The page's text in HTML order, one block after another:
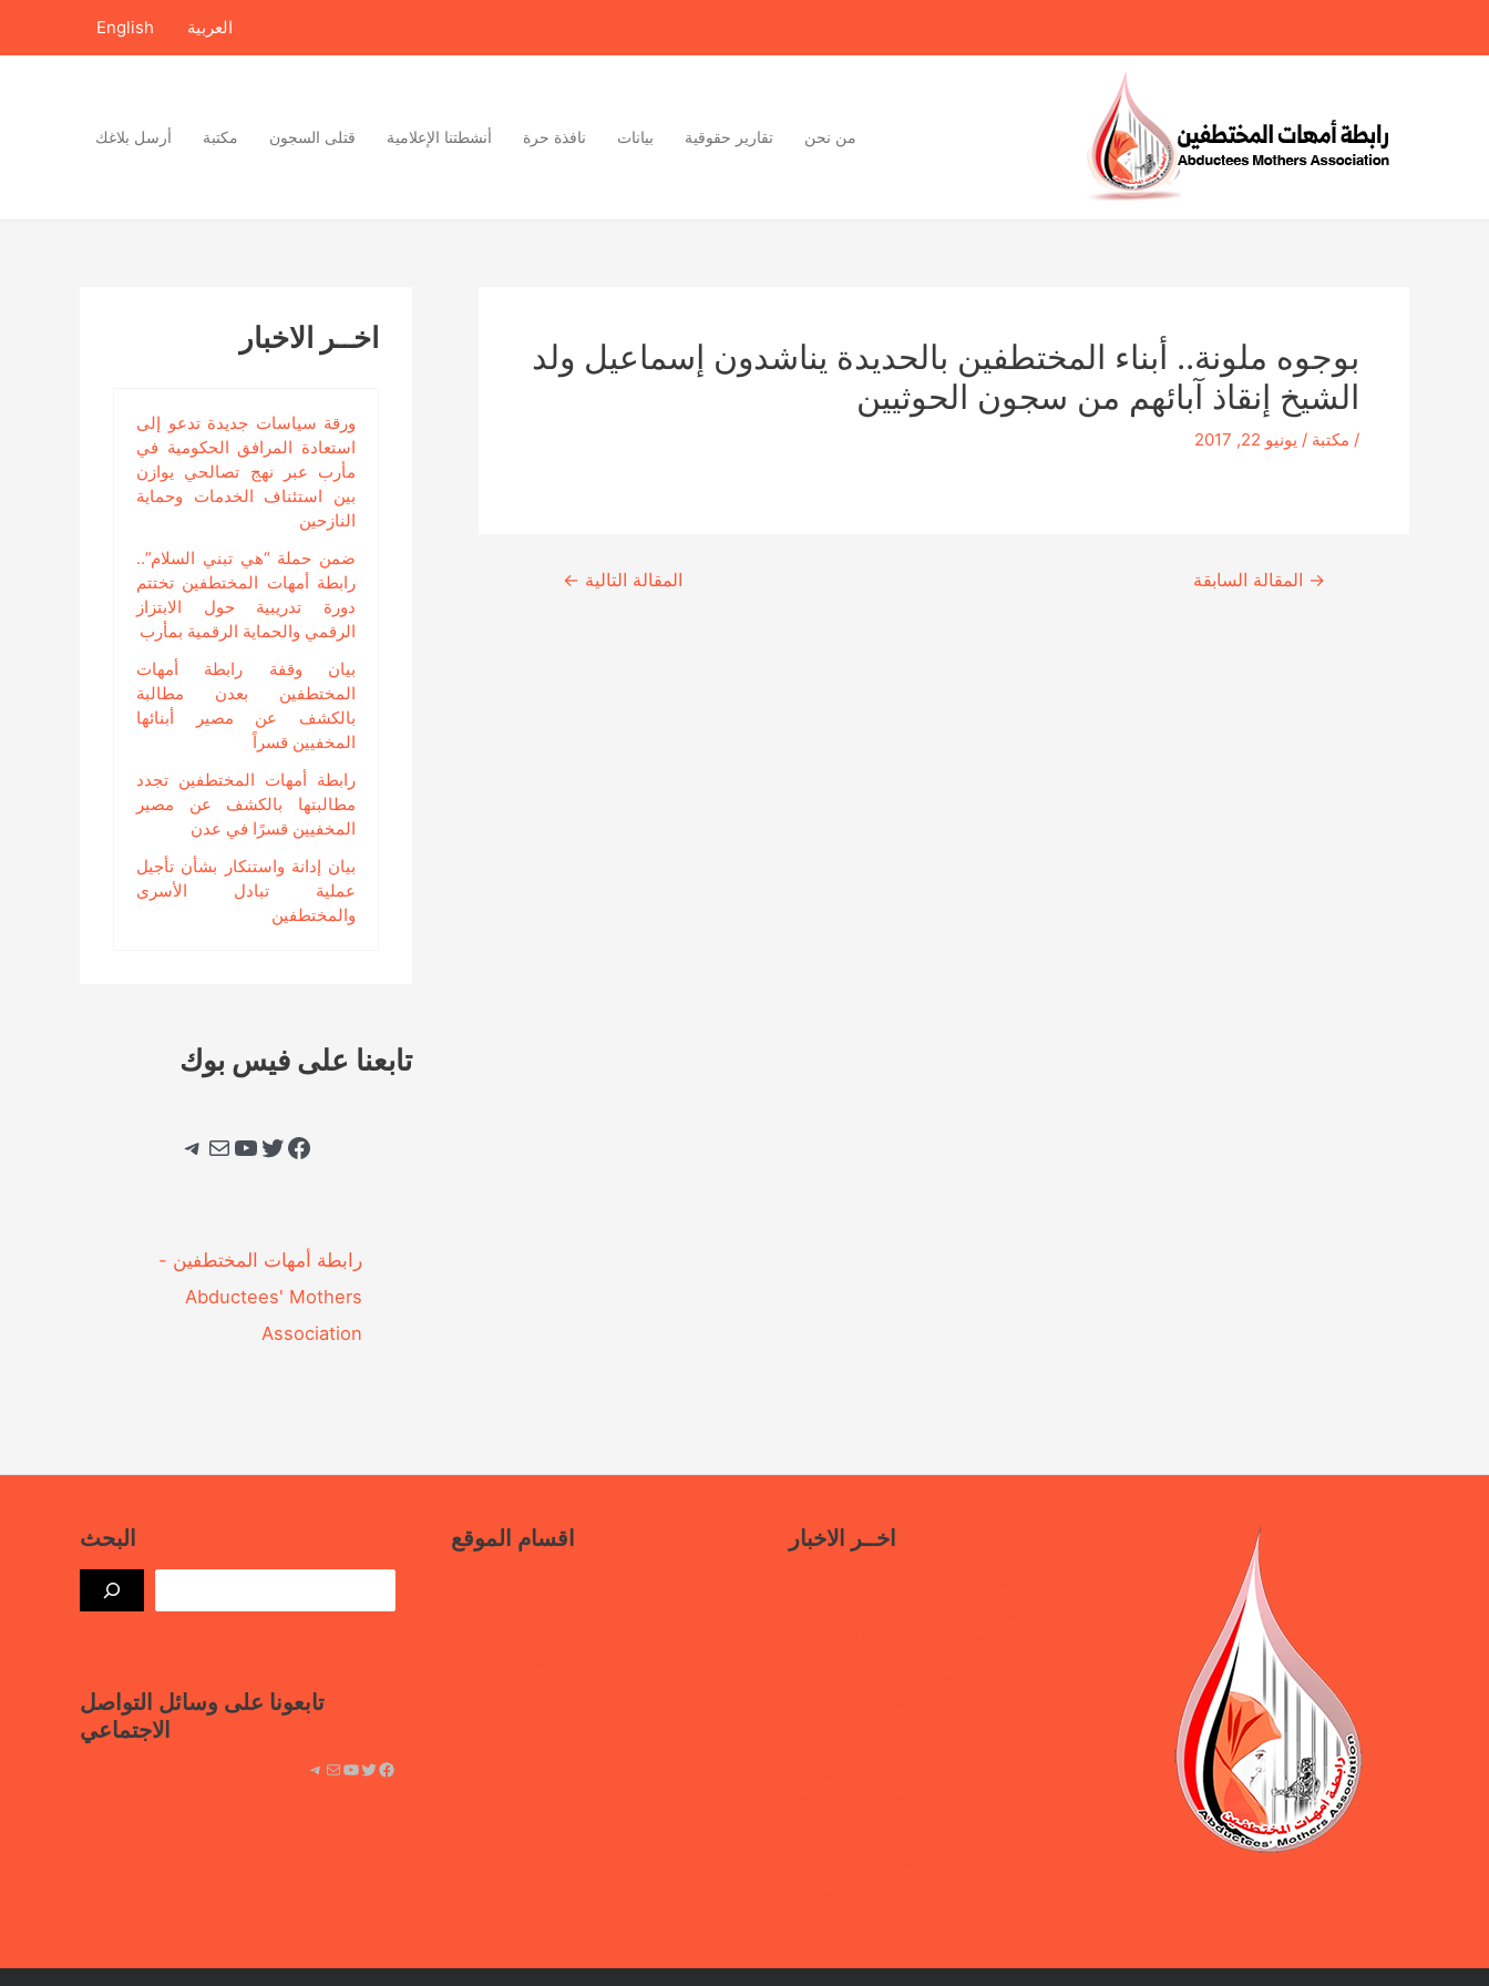
العربية English
من نحن تقارير حقوقية بيانات نافذة حرة أنشطتنا الإعلامية قتلى السجون مكتبة أرسل بلاغك
بوجوه ملونة.. أبناء المختطفين بالحديدة يناشدون إسماعيل ولد
الشيخ إنقاذ آبائهم من سجون الحوثيين
/ مكتبة / يونيو 22, 2017
Continue
→ المقالة السابقة المقالة التالية ←
اخــر الاخبار
ورقة سياسات جديدة تدعو إلى
استعادة المرافق الحكومية في
مأرب عبر نهج تصالحي يوازن
بين استئناف الخدمات وحماية
النازحين
ضمن حملة “هي تبني السلام”..
رابطة أمهات المختطفين تختتم
دورة تدريبية حول الابتزاز
الرقمي والحماية الرقمية بمأرب
بيان وقفة رابطة أمهات
المختطفين بعدن مطالبة
بالكشف عن مصير أبنائها
المخفيين قسراً
رابطة أمهات المختطفين تجدد
مطالبتها بالكشف عن مصير
المخفيين قسرًا في عدن
بيان إدانة واستنكار بشأن تأجيل
عملية تبادل الأسرى
والمختطفين
تابعنا على فيس بوك
فيسبوك تويتر يوتيوببريد تيليجرام
‎رابطة أمهات المختطفين -
Abductees' Mothers
Association‎
اخــر الاخبار اقسام الموقع البحث
تابعونا على وسائل التواصل
الاجتماعي
فيسبوك تويتر يوتيوب بريد تيليجرام